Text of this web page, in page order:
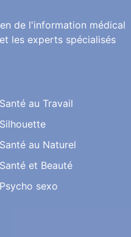
de l'information médical
les experts spécialisés
Santé au Travail
Silhouette
Santé au Naturel
Santé et Beauté
Psycho sexo